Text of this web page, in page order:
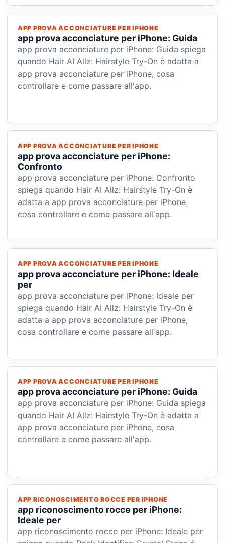
APP PROVA ACCONCIATURE PER IPHONE
app prova acconciature per iPhone: Guida
app prova acconciature per iPhone: Guida spiega
quando Hair AI Allz: Hairstyle Try-On è adatta a
app prova acconciature per iPhone, cosa
controllare e come passare all'app.
APP PROVA ACCONCIATURE PER IPHONE
app prova acconciature per iPhone:
Confronto
app prova acconciature per iPhone: Confronto
spiega quando Hair AI Allz: Hairstyle Try-On è
adatta a app prova acconciature per iPhone,
cosa controllare e come passare all'app.
APP PROVA ACCONCIATURE PER IPHONE
app prova acconciature per iPhone: Ideale
per
app prova acconciature per iPhone: Ideale per
spiega quando Hair AI Allz: Hairstyle Try-On è
adatta a app prova acconciature per iPhone,
cosa controllare e come passare all'app.
APP PROVA ACCONCIATURE PER IPHONE
app prova acconciature per iPhone: Guida
app prova acconciature per iPhone: Guida spiega
quando Hair AI Allz: Hairstyle Try-On è adatta a
app prova acconciature per iPhone, cosa
controllare e come passare all'app.
APP RICONOSCIMENTO ROCCE PER IPHONE
app riconoscimento rocce per iPhone:
Ideale per
app riconoscimento rocce per iPhone: Ideale per